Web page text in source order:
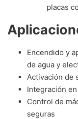
placas
Encendido y
de agua y
Activación de
Integración
Control de
seguras